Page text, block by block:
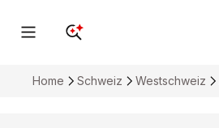
Home Schweiz Westschweiz